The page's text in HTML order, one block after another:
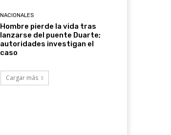
NACIONALES
Hombre pierde la vida tras
lanzarse del puente Duarte;
autoridades investigan el
caso
Cargar más